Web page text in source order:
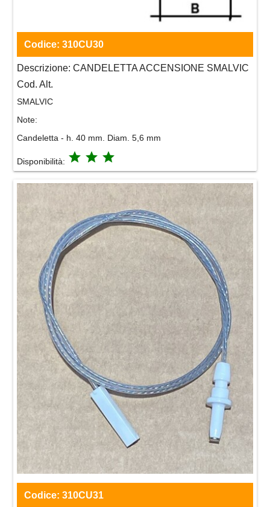
Codice: 310CU30
Descrizione: CANDELETTA ACCENSIONE SMALVIC
Cod. Alt.
SMALVIC
Note:
Candeletta - h. 40 mm. Diam. 5,6 mm
Disponibilità: grade grade grade
Codice: 310CU31